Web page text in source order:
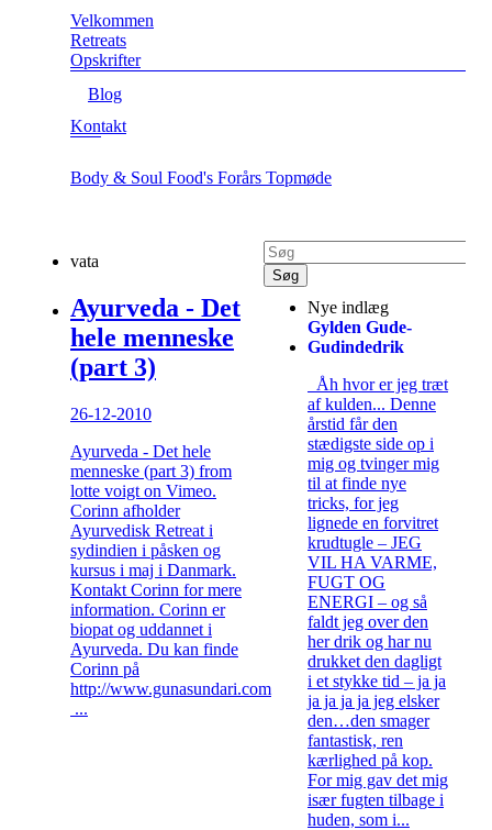
Velkommen
Retreats
Opskrifter
Blog
Kontakt
Body & Soul Food's Forårs Topmøde
vata
Ayurveda - Det
hele menneske
(part 3)
26-12-2010
Ayurveda - Det hele
menneske (part 3) from
lotte voigt on Vimeo.
Corinn afholder
Ayurvedisk Retreat i
sydindien i påsken og
kursus i maj i Danmark.
Kontakt Corinn for mere
information. Corinn er
biopat og uddannet i
Ayurveda. Du kan finde
Corinn på
http://www.gunasundari.com
...
Nye indlæg
Gylden Gude-
Gudindedrik
Åh hvor er jeg træt
af kulden... Denne
årstid får den
stædigste side op i
mig og tvinger mig
til at finde nye
tricks, for jeg
lignede en forvitret
krudtugle – JEG
VIL HA VARME,
FUGT OG
ENERGI – og så
faldt jeg over den
her drik og har nu
drukket den dagligt
i et stykke tid – ja ja
ja ja ja ja jeg elsker
den…den smager
fantastisk, ren
kærlighed på kop.
For mig gav det mig
især fugten tilbage i
huden, som i...